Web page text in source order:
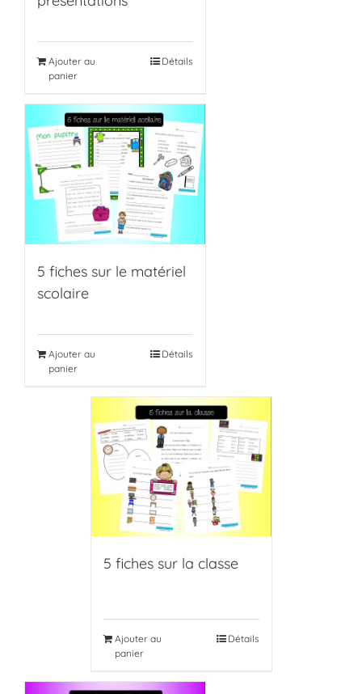
Ajouter au
panier
Détails
5 fiches sur le matériel
scolaire
Ajouter au
panier
Détails
5 fiches sur la classe
Ajouter au
panier
Détails